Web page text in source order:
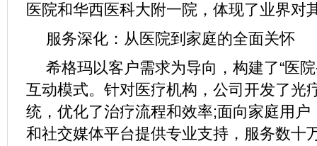
医院和华西医科大附一院，体现了业界对
服务深化：从医院到家庭的全面关怀
希格玛以客户需求为导向，构建了“医
互动模式。针对医疗机构，公司开发了光
统，优化了治疗流程和效率;面向家庭用户
和社交媒体平台提供专业支持，服务数十